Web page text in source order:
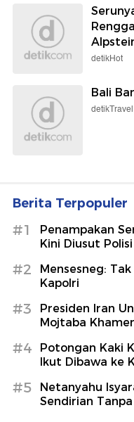
detikHot
Bali
detikTravel
Berita Terpopuler
#1
Penampakan
Kini Diusut Polisi
#2
Mensesneg:
Kapolri
#3
Presiden Iran
Mojtaba
#4
Potongan Kaki
Ikut Dibawa ke
#5
Netanyahu
Sendirian Tanpa